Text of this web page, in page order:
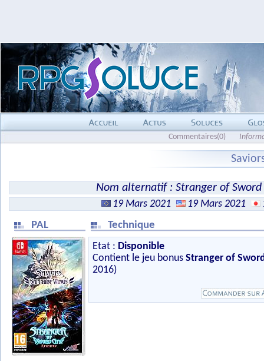
Commentaires(0)
Nom alternatif : Stranger of
19 Mars 2021 19 Mars 2021
PAL
Technique
Etat : Disponible
Contient le jeu bonus Stranger of
2016)